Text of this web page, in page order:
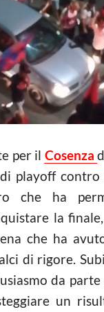
per il Cosenza
playoff contro
che ha
la
che ha
di rigore.
da
un